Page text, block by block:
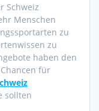
Schweiz
Menschen
zu
zu
haben den
für
sollten